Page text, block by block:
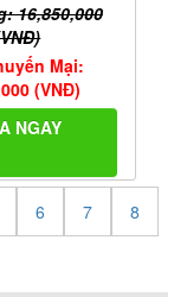
16,850,000
Mại:
(VNĐ)
NGAY
6 7 8